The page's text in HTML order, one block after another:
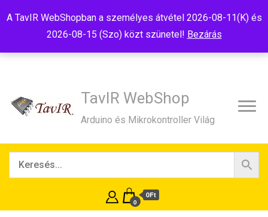
A TavIR WebShopban a személyes átvétel 2026-08-11(K) és
2026-08-15 (Szo) közt szünetel! Bezárás
TavIR WebShop
Arduino és Mikrokontroller Világ
0
0Ft